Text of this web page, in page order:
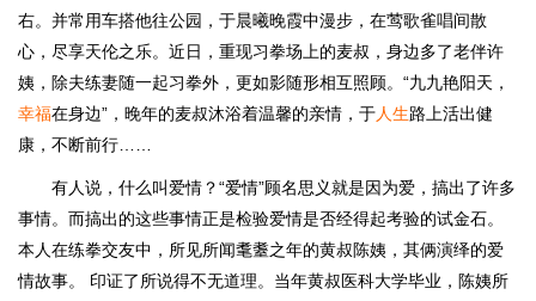
右。并常用车搭他往公园，于晨曦晚霞中漫步，在莺歌雀唱间散
心，尽享天伦之乐。近日，重现习拳场上的麦叔，身边多了老伴许
姨，除夫练妻随一起习拳外，更如影随形相互照顾。“九九艳阳天，
幸福在身边”，晚年的麦叔沐浴着温馨的亲情，于人生路上活出健
康，不断前行……
有人说，什么叫爱情？“爱情”顾名思义就是因为爱，搞出了许多
事情。而搞出的这些事情正是检验爱情是否经得起考验的试金石。
本人在练拳交友中，所见所闻耄耋之年的黄叔陈姨，其俩演绎的爱
情故事。 印证了所说得不无道理。当年黄叔医科大学毕业，陈姨所